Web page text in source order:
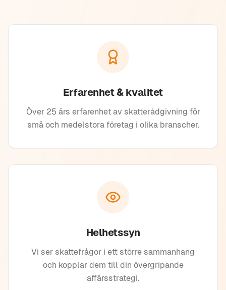
Erfarenhet & kvalitet
Över 25 års erfarenhet av skatterådgivning för
små och medelstora företag i olika branscher.
Helhetssyn
Vi ser skattefrågor i ett större sammanhang
och kopplar dem till din övergripande
affärsstrategi.